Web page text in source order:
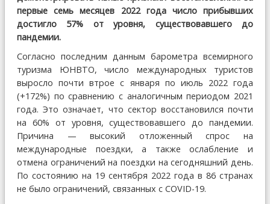
первые семь месяцев 2022 года число прибывших
достигло 57% от уровня, существовавшего до
пандемии.
Согласно последним данным барометра всемирного
туризма ЮНВТО, число международных туристов
выросло почти втрое с января по июль 2022 года
(+172%) по сравнению с аналогичным периодом 2021
года. Это означает, что сектор восстановился почти
на 60% от уровня, существовавшего до пандемии.
Причина — высокий отложенный спрос на
международные поездки, а также ослабление и
отмена ограничений на поездки на сегодняшний день.
По состоянию на 19 сентября 2022 года в 86 странах
не было ограничений, связанных с COVID-19.